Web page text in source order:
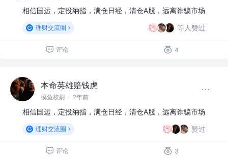
相信国运，定投纳指，满仓日经，清仓A股，远离诈骗市场
理财交流圈 等人赞过
评论 4
本命英雄赔钱虎
摸鱼校尉 · 2年前
相信国运，定投纳指，满仓日经，清仓A股，远离诈骗市场
理财交流圈 赞过
评论 3